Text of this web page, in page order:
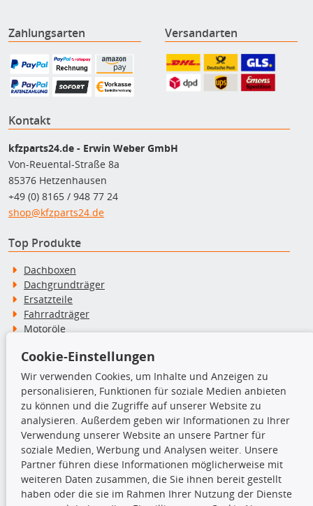
Zahlungsarten Versandarten
Kontakt
kfzparts24.de - Erwin Weber GmbH
Von-Reuental-Straße 8a
85376 Hetzenhausen
+49 (0) 8165 / 948 77 24
shop@kfzparts24.de
Top Produkte
Dachboxen
Dachgrundträger
Ersatzteile
Fahrradträger
Motoröle
Schneeketten
TecDoc Inside
Die hier angezeigten Daten insbesondere die gesamte Datenbank dürfen
nicht kopiert werden.
Cookie-Einstellungen
Wir verwenden Cookies, um Inhalte und Anzeigen zu
personalisieren, Funktionen für soziale Medien anbieten
zu können und die Zugriffe auf unserer Website zu
analysieren. Außerdem geben wir Informationen zu Ihrer
Verwendung unserer Website an unsere Partner für
soziale Medien, Werbung und Analysen weiter. Unsere
Partner führen diese Informationen möglicherweise mit
weiteren Daten zusammen, die Sie ihnen bereit gestellt
haben oder die sie im Rahmen Ihrer Nutzung der Dienste